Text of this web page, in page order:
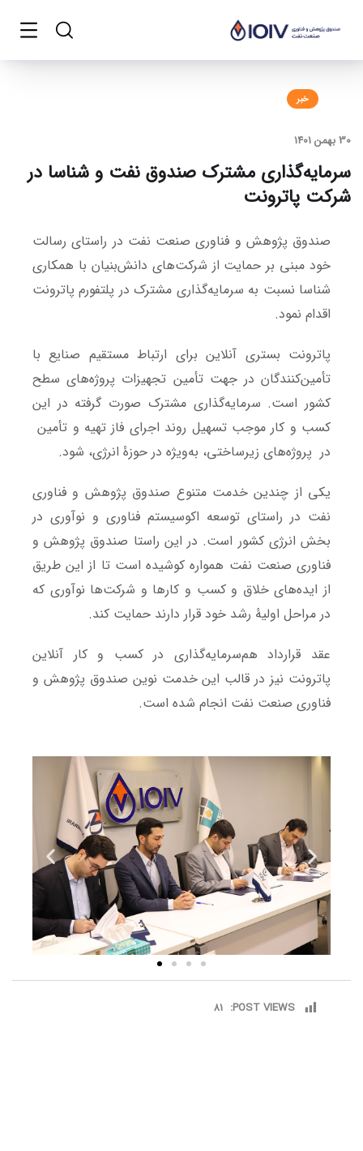
خبر
30 بهمن 1401
سرمایه‌گذاری مشترک صندوق نفت و شناسا در
شرکت پاترونت
صندوق پژوهش و فناوری صنعت نفت در راستای رسالت
خود مبنی بر حمایت از شرکت‌های دانش‌بنیان با همکاری
شناسا نسبت به سرمایه‌گذاری مشترک در پلتفورم پاترونت
اقدام نمود.
پاترونت بستری آنلاین برای ارتباط مستقیم صنایع با
تأمین‌کنندگان در جهت تأمین تجهیزات پروژه‌های سطح
کشور است. سرمایه‌گذاری مشترک صورت گرفته در این
کسب و کار موجب تسهیل روند اجرای فاز تهیه و تأمین
در پروژه‌های زیرساختی، به‌ویژه در حوزۀ انرژی، شود.
یکی از چندین خدمت متنوع صندوق پژوهش و فناوری
نفت در راستای توسعه اکوسیستم فناوری و نوآوری در
بخش انرژی کشور است. در این راستا صندوق پژوهش و
فناوری صنعت نفت همواره کوشیده است تا از این طریق
از ایده‌های خلاق و کسب و کارها و شرکت‌ها نوآوری که
در مراحل اولیۀ رشد خود قرار دارند حمایت کند.
عقد قرارداد هم‌سرمایه‌گذاری در کسب و کار آنلاین
پاترونت نیز در قالب این خدمت نوین صندوق پژوهش و
فناوری صنعت نفت انجام شده است.
POST VIEWS:
81